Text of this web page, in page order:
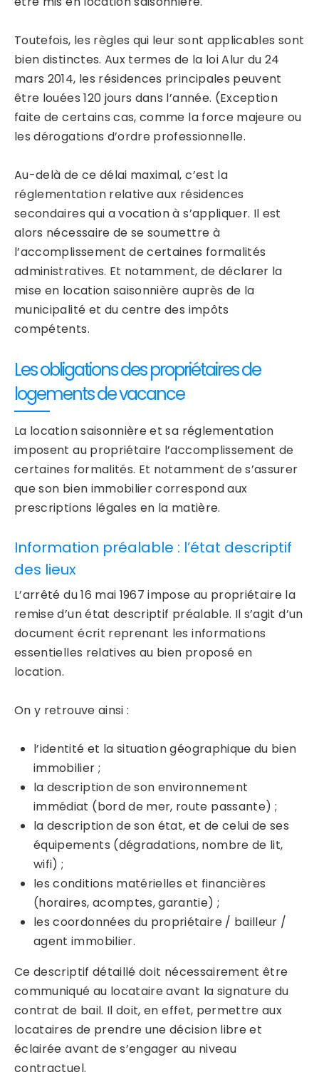
Toutefois, les règles qui leur sont applicables sont
bien distinctes. Aux termes de la loi Alur du 24
mars 2014, les résidences principales peuvent
être louées 120 jours dans l’année. (Exception
faite de certains cas, comme la force majeure ou
les dérogations d’ordre professionnelle.
Au-delà de ce délai maximal, c’est la
réglementation relative aux résidences
secondaires qui a vocation à s’appliquer. Il est
alors nécessaire de se soumettre à
l’accomplissement de certaines formalités
administratives. Et notamment, de déclarer la
mise en location saisonnière auprès de la
municipalité et du centre des impôts
compétents.
Les obligations des propriétaires de
logements de vacance
La location saisonnière et sa réglementation
imposent au propriétaire l’accomplissement de
certaines formalités. Et notamment de s’assurer
que son bien immobilier correspond aux
prescriptions légales en la matière.
Information préalable : l’état descriptif
des lieux
L’arrêté du 16 mai 1967 impose au propriétaire la
remise d’un état descriptif préalable. Il s’agit d’un
document écrit reprenant les informations
essentielles relatives au bien proposé en
location.
On y retrouve ainsi :
l’identité et la situation géographique du bien
immobilier ;
la description de son environnement
immédiat (bord de mer, route passante) ;
la description de son état, et de celui de ses
équipements (dégradations, nombre de lit,
wifi) ;
les conditions matérielles et financières
(horaires, acomptes, garantie) ;
les coordonnées du propriétaire / bailleur /
agent immobilier.
Ce descriptif détaillé doit nécessairement être
communiqué au locataire avant la signature du
contrat de bail. Il doit, en effet, permettre aux
locataires de prendre une décision libre et
éclairée avant de s’engager au niveau
contractuel.